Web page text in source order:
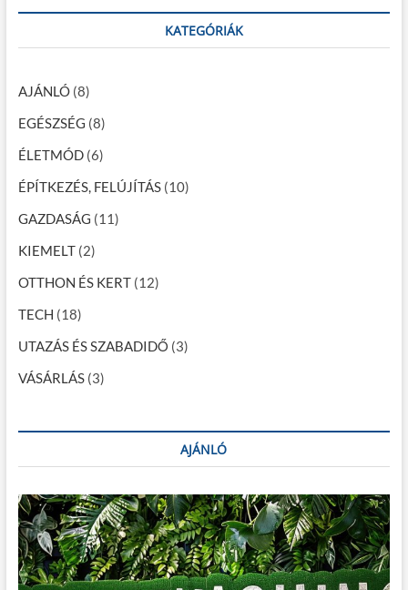
n
a
v
i
g
á
c
i
ó
r
h
KATEGÓRIÁK
AJÁNLÓ(8)
EGÉSZSÉG (8)
ÉLETMÓD(6)
ÉPÍTKEZÉS, FELÚJÍTÁS(10)
GAZDASÁG (11)
KIEMELT(2)
OTTHON ÉS KERT(12)
TECH (18)
UTAZÁS ÉS SZABADIDŐ (3)
VÁSÁRLÁS(3)
AJÁNLÓ